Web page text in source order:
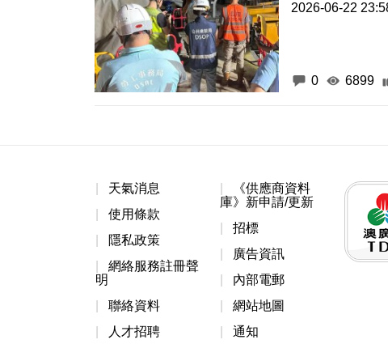
2026-06-22
0 6899
天氣消息
使用條款
隱私政策
網絡服務註冊聲
明
聯絡資料
人才招聘
《供應商資料
庫》新申請/更新
招標
廣告資訊
內部電郵
網站地圖
通知